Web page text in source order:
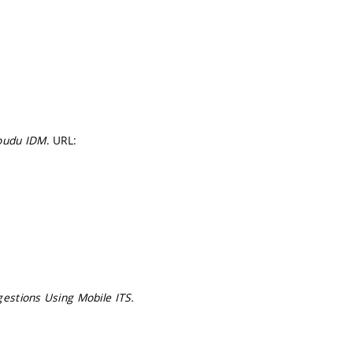
IDM. URL:
Using Mobile ITS.